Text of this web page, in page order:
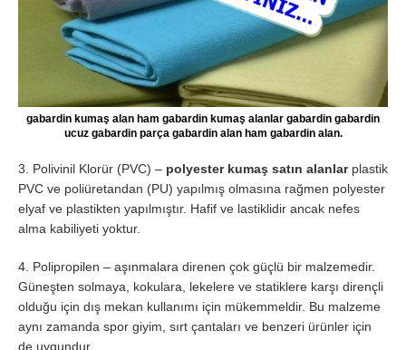
gabardin kumaş alan ham gabardin kumaş alanlar gabardin gabardin
ucuz gabardin parça gabardin alan ham gabardin alan.
3. Polivinil Klorür (PVC) – polyester kumaş satın alanlarplastik
PVC ve poliüretandan (PU) yapılmış olmasına rağmen polyester
elyaf ve plastikten yapılmıştır. Hafif ve lastiklidir ancak nefes
alma kabiliyeti yoktur.
4. Polipropilen – aşınmalara direnen çok güçlü bir malzemedir.
Güneşten solmaya, kokulara, lekelere ve statiklere karşı dirençli
olduğu için dış mekan kullanımı için mükemmeldir. Bu malzeme
aynı zamanda spor giyim, sırt çantaları ve benzeri ürünler için
de uygundur.